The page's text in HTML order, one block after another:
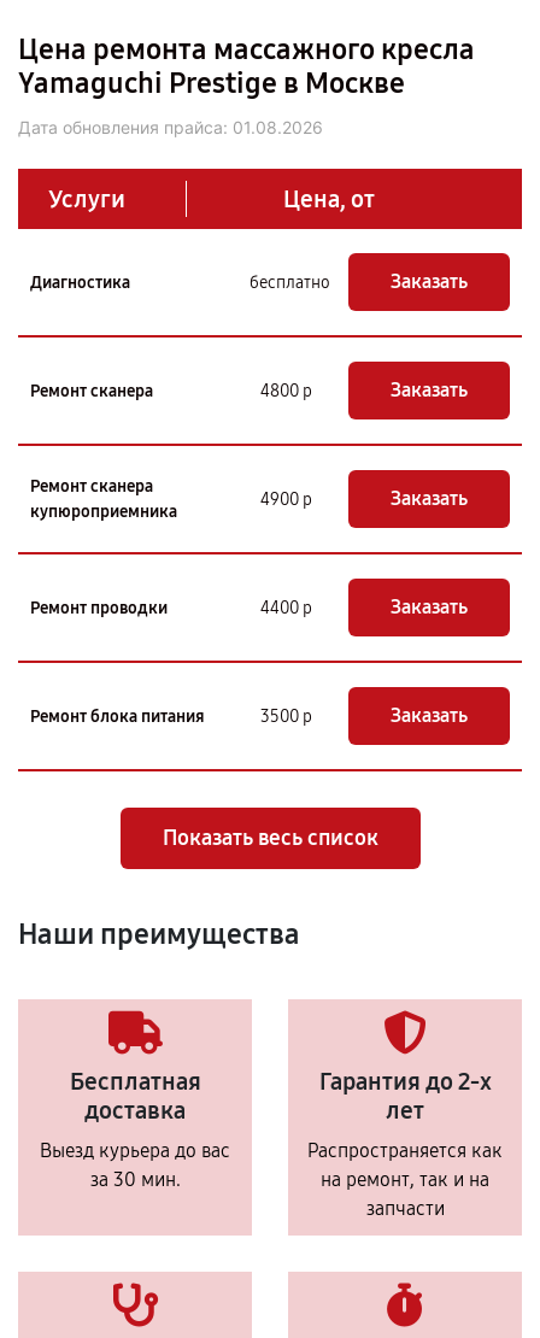
Цена ремонта массажного кресла
Yamaguchi Prestige в Москве
Дата обновления прайса: 01.08.2026
Услуги Цена, от
Диагностика бесплатно Заказать
Ремонт сканера 4800 р Заказать
Ремонт сканера
купюроприемника
4900 р Заказать
Ремонт проводки 4400 р Заказать
Ремонт блока питания 3500 р Заказать
Показать весь список
Наши преимущества
Бесплатная
доставка
Выезд курьера до вас
за 30 мин.
Гарантия до 2-х
лет
Распространяется как
на ремонт, так и на
запчасти